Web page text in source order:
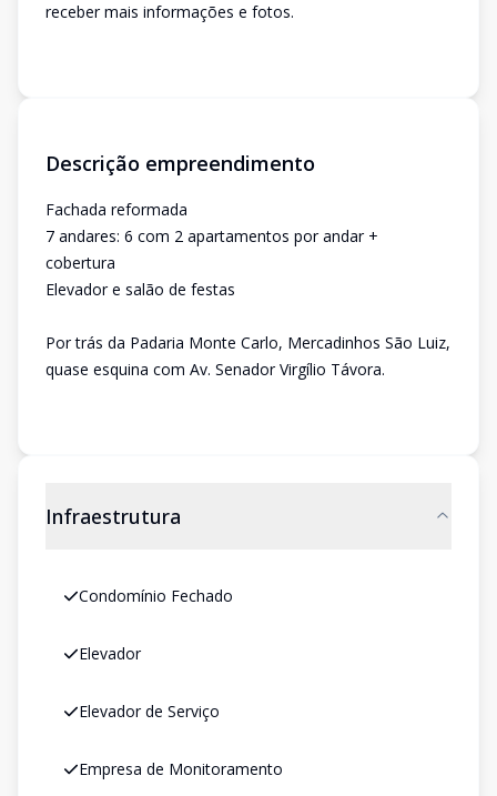
receber mais informações e fotos.
Descrição empreendimento
Fachada reformada
7 andares: 6 com 2 apartamentos por andar +
cobertura
Elevador e salão de festas
Por trás da Padaria Monte Carlo, Mercadinhos São Luiz,
quase esquina com Av. Senador Virgílio Távora.
Infraestrutura
Condomínio Fechado
Elevador
Elevador de Serviço
Empresa de Monitoramento